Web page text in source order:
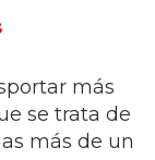
más
se trata de
más de un